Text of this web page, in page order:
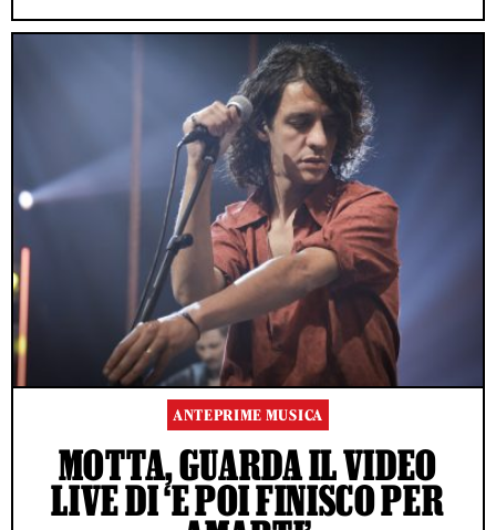
ANTEPRIME MUSICA
MOTTA, GUARDA IL VIDEO
LIVE DI ‘E POI FINISCO PER